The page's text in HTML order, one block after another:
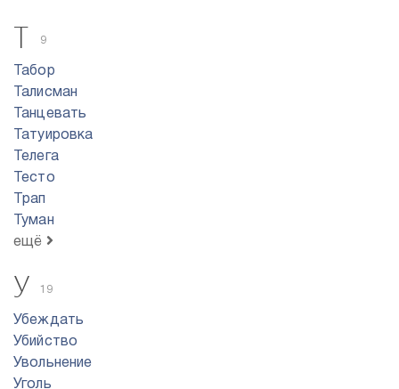
Т 9
Табор
Талисман
Танцевать
Татуировка
Телега
Тесто
Трап
Туман
ещё
У 19
Убеждать
Убийство
Увольнение
Уголь